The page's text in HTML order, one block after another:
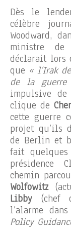
Dès le
célèbre
Woodward,
ministre
déclarait lors
que « l’Irak
de la
impulsive
clique de
cette guerre
projet qu’ils
de Berlin et
fait
chemin
Wolfowitz
Libby (chef
l’alarme
Policy